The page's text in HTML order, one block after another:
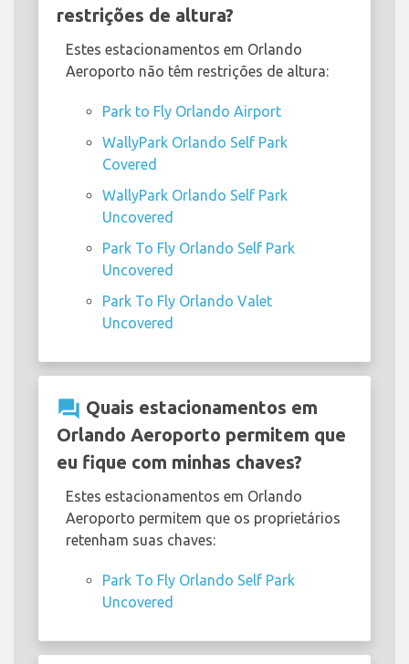
restrições de altura?
Estes estacionamentos em Orlando
Aeroporto não têm restrições de altura:
Park to Fly Orlando Airport
WallyPark Orlando Self Park
Covered
WallyPark Orlando Self Park
Uncovered
Park To Fly Orlando Self Park
Uncovered
Park To Fly Orlando Valet
Uncovered
question_answer Quais estacionamentos em
Orlando Aeroporto permitem que
eu fique com minhas chaves?
Estes estacionamentos em Orlando
Aeroporto permitem que os proprietários
retenham suas chaves:
Park To Fly Orlando Self Park
Uncovered